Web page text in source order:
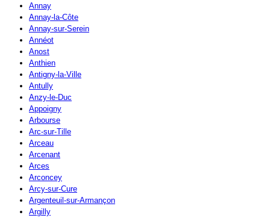
Annay
Annay-la-Côte
Annay-sur-Serein
Annéot
Anost
Anthien
Antigny-la-Ville
Antully
Anzy-le-Duc
Appoigny
Arbourse
Arc-sur-Tille
Arceau
Arcenant
Arces
Arconcey
Arcy-sur-Cure
Argenteuil-sur-Armançon
Argilly